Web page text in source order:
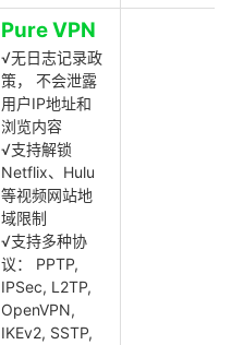
Pure VPN
√无日志记录政
策， 不会泄露
用户IP地址和
浏览内容
√支持解锁
Netflix、Hulu
等视频网站地
域限制
√支持多种协
议： PPTP,
IPSec, L2TP,
OpenVPN,
IKEv2, SSTP,